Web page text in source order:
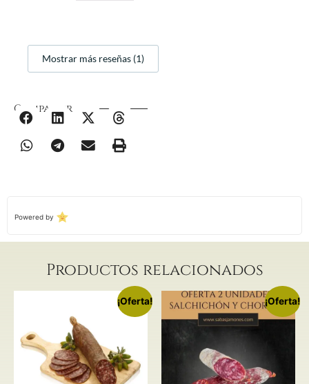
Mostrar más reseñas (1)
Compartir
Powered by
Productos relacionados
¡Oferta! ¡Oferta!